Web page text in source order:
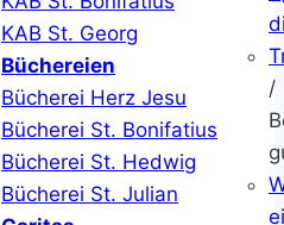
KAB St. Georg
Büchereien
Bücherei Herz Jesu
Bücherei St. Bonifatius
Bücherei St. Hedwig
Bücherei St. Julian
/